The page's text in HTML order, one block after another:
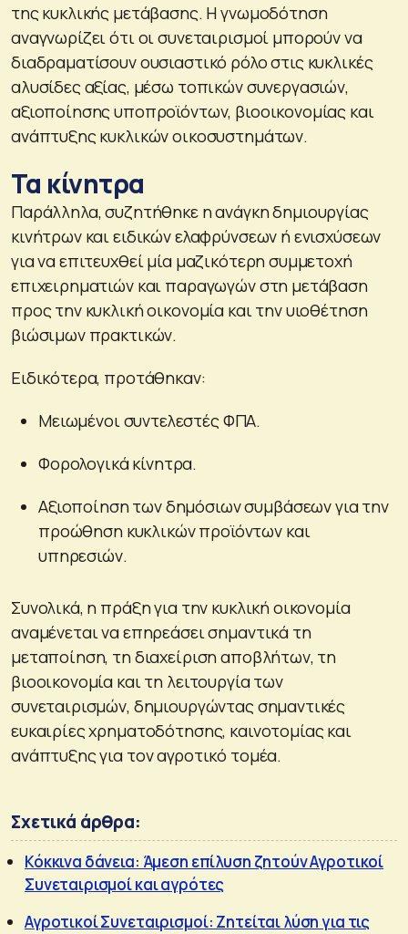
της κυκλικής μετάβασης. Η γνωμοδότηση
αναγνωρίζει ότι οι συνεταιρισμοί μπορούν να
διαδραματίσουν ουσιαστικό ρόλο στις κυκλικές
αλυσίδες αξίας, μέσω τοπικών συνεργασιών,
αξιοποίησης υποπροϊόντων, βιοοικονομίας και
ανάπτυξης κυκλικών οικοσυστημάτων.
Τα κίνητρα
Παράλληλα, συζητήθηκε η ανάγκη δημιουργίας
κινήτρων και ειδικών ελαφρύνσεων ή ενισχύσεων
για να επιτευχθεί μία μαζικότερη συμμετοχή
επιχειρηματιών και παραγωγών στη μετάβαση
προς την κυκλική οικονομία και την υιοθέτηση
βιώσιμων πρακτικών.
Ειδικότερα, προτάθηκαν:
Μειωμένοι συντελεστές ΦΠΑ.
Φορολογικά κίνητρα.
Αξιοποίηση των δημόσιων συμβάσεων για την
προώθηση κυκλικών προϊόντων και
υπηρεσιών.
Συνολικά, η πράξη για την κυκλική οικονομία
αναμένεται να επηρεάσει σημαντικά τη
μεταποίηση, τη διαχείριση αποβλήτων, τη
βιοοικονομία και τη λειτουργία των
συνεταιρισμών, δημιουργώντας σημαντικές
ευκαιρίες χρηματοδότησης, καινοτομίας και
ανάπτυξης για τον αγροτικό τομέα.
Σχετικά άρθρα:
Κόκκινα δάνεια: Άμεση επίλυση ζητούν Αγροτικοί
Συνεταιρισμοί και αγρότες
Αγροτικοί Συνεταιρισμοί: Ζητείται λύση για τις